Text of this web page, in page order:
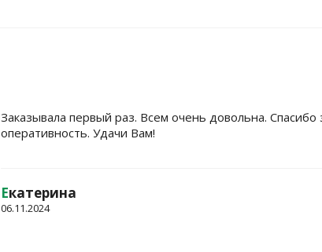
Заказывала первый раз. Всем очень довольна.
оперативность. Удачи Вам!
Екатерина
06.11.2024